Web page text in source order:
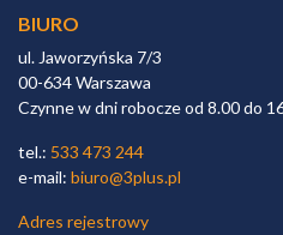
BIURO
ul. Jaworzyńska 7/3
00-634 Warszawa
Czynne w dni robocze od 8.00 do
tel.: 533 473 244
e-mail: biuro@3plus.pl
Adres rejestrowy